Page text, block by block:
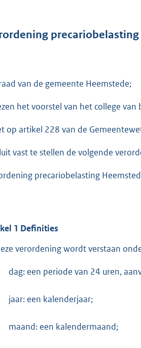
van de gemeente Heemstede;
het voorstel van het college
op artikel 228 van de
vast te stellen de volgende
precariobelasting
1 Definities
verordening wordt verstaan
dag: een periode van 24 uren,
jaar: een kalenderjaar;
maand: een kalendermaand;